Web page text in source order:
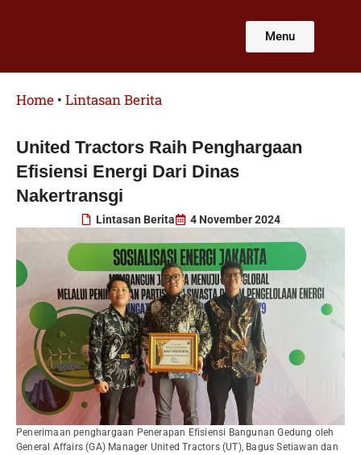
Menu
Home • Lintasan Berita
United Tractors Raih Penghargaan
Efisiensi Energi Dari Dinas
Nakertransgi
Lintasan Berita 4 November 2024
Penerimaan penghargaan Penerapan Efisiensi Bangunan Gedung oleh
General Affairs (GA) Manager United Tractors (UT), Bagus Setiawan dan